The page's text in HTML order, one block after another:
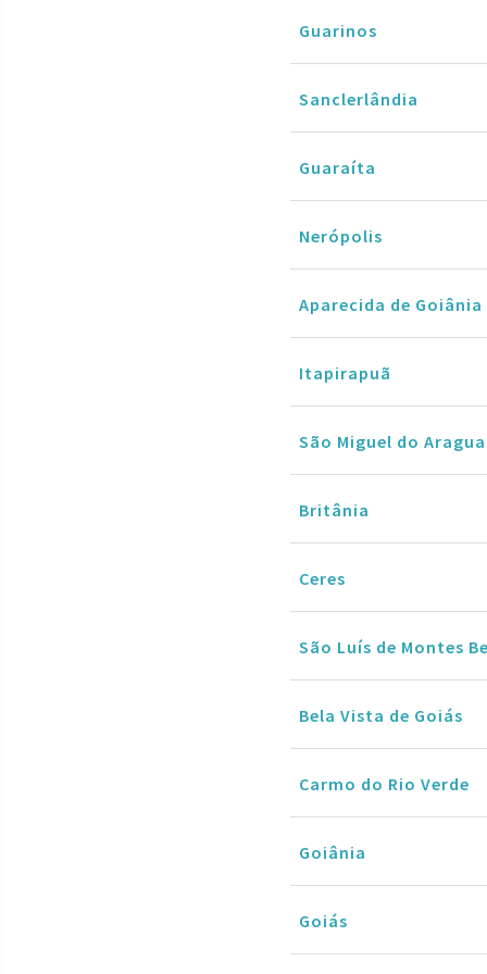
Guarinos
Sanclerlândia
Guaraíta
Nerópolis
Aparecida de Goiânia
Itapirapuã
São Miguel do
Britânia
Ceres
São Luís de Montes
Bela Vista de Goiás
Carmo do Rio Verde
Goiânia
Goiás